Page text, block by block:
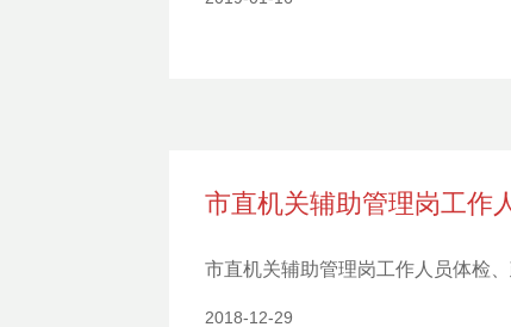
市直机关辅助管理岗工作
市直机关辅助管理岗工作人员体检
2018-12-29